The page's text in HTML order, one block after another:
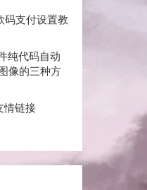
码支付设置教
纯代码自动
像的三种方
情链接